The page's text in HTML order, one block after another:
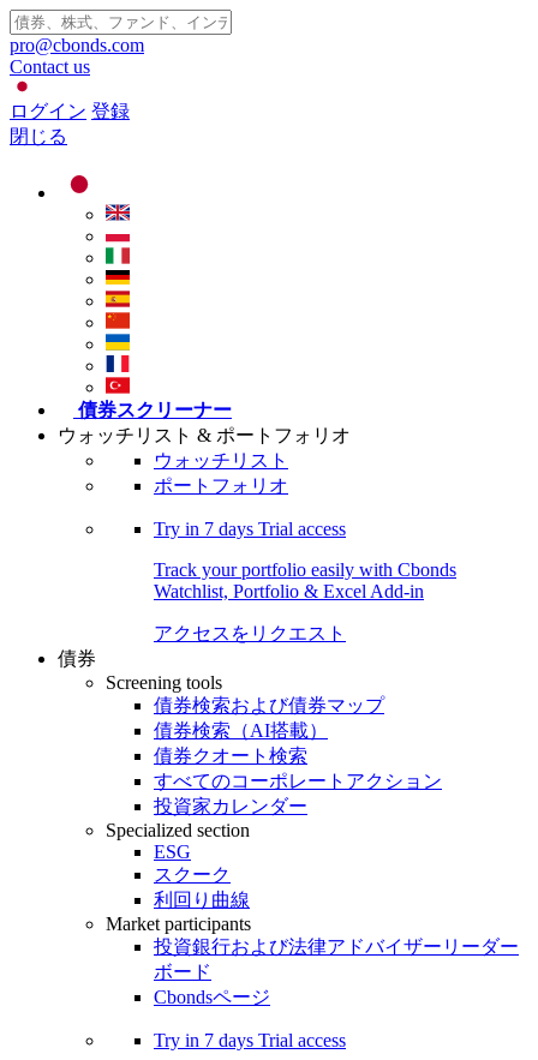
pro@cbonds.com
Contact us
ログイン 登録
閉じる
債券スクリーナー
ウォッチリスト & ポートフォリオ
ウォッチリスト
ポートフォリオ
Try in 7 days Trial access
Track your portfolio easily with Cbonds
Watchlist, Portfolio & Excel Add-in
アクセスをリクエスト
債券
Screening tools
債券検索および債券マップ
債券検索（AI搭載）
債券クオート検索
すべてのコーポレートアクション
投資家カレンダー
Specialized section
ESG
スクーク
利回り曲線
Market participants
投資銀行および法律アドバイザーリーダー
ボード
Cbondsページ
Try in 7 days Trial access